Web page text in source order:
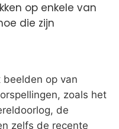
op enkele van
die zijn
beelden op van
zoals het
de
zelfs de recente